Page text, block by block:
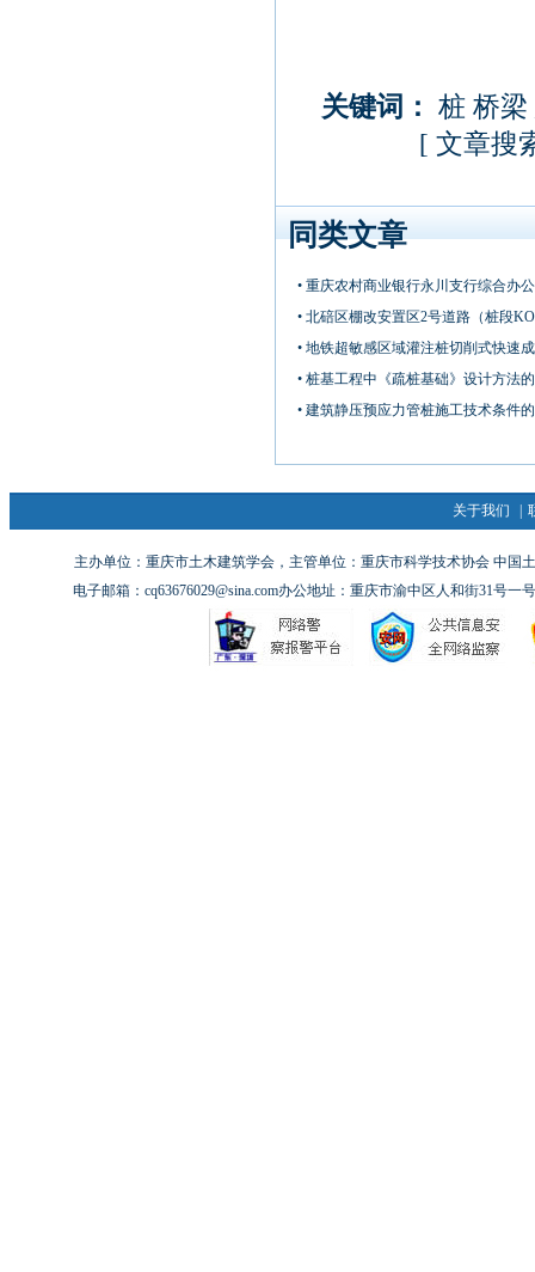
关键词： 桩 桥梁
[ 文章搜
同类文章
• 重庆农村商业银行永川支行综合办
• 北碚区棚改安置区2号道路（桩段
• 地铁超敏感区域灌注桩切削式快速
• 桩基工程中《疏桩基础》设计方法
• 建筑静压预应力管桩施工技术条件
关于我们
主办单位：重庆市土木建筑学会，主管单位：重庆市科学技术协会 中国
电子邮箱：cq63676029@sina.com办公地址：重庆市渝中区人和街31号一